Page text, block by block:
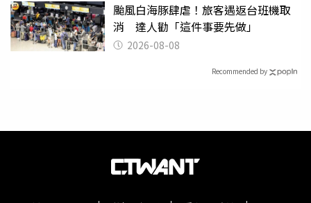
颱風白海豚肆虐！旅客遇返台班機取
消 達人勸「這件事要先做」
2026-08-08
Recommended by